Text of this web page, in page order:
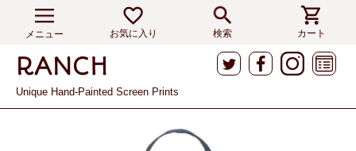
メニュー お気に入り 検索 カート
Unique Hand-Painted Screen Prints